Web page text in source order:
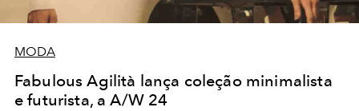
MODA
Fabulous Agilità lança coleção minimalista
e futurista, a A/W 24